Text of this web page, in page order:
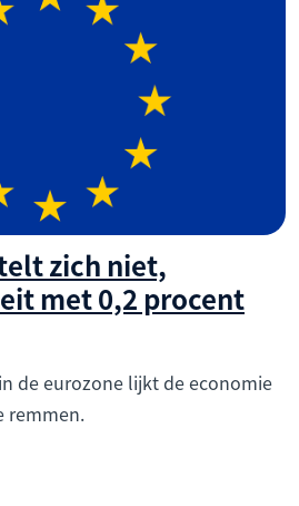
zich niet,
met 0,2 procent
de eurozone lijkt de economie
remmen.